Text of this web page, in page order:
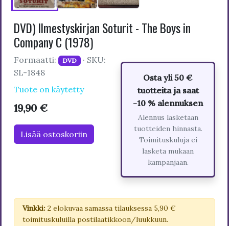
DVD) Ilmestyskirjan Soturit - The Boys in
Company C (1978)
Formaatti: DVD · SKU:
SL-1848
Tuote on käytetty
19,90 €
Lisää ostoskoriin
Osta yli 50 €
tuotteita ja saat
-10 % alennuksen
Alennus lasketaan
tuotteiden hinnasta.
Toimituskuluja ei
lasketa mukaan
kampanjaan.
Vinkki: 2 elokuvaa samassa tilauksessa 5,90 €
toimituskuluilla postilaatikkoon/luukkuun.